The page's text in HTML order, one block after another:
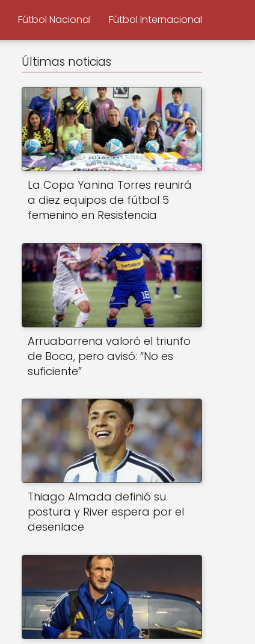
Fútbol Nacional Fútbol Internacional
Últimas noticias
La Copa Yanina Torres reunirá
a diez equipos de fútbol 5
femenino en Resistencia
Arruabarrena valoró el triunfo
de Boca, pero avisó: “No es
suficiente”
Thiago Almada definió su
postura y River espera por el
desenlace